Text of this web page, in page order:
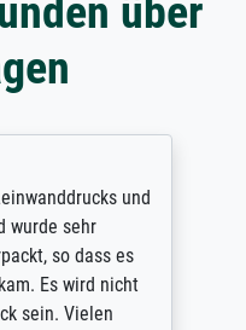
über
und
wurde sehr
so dass es
Es wird nicht
sein. Vielen